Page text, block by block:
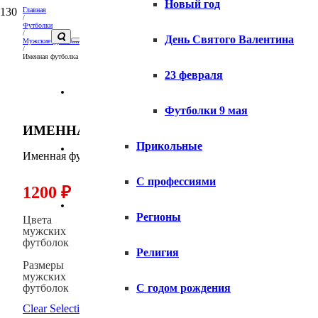
Новый год
День Святого Валентина
23 февраля
Футболки 9 мая
Прикольные
С профессиями
Регионы
Религия
С годом рождения
Главная
/
Футболки
/
Мужские футболки
/
Именная футболка Style insta
ИМЕННАЯ ФУТБОЛКА STYLE INSTA
Именная футболка Style insta выбрать и заказать
1200 ₽
Цвета
мужских
футболок
Размеры
мужских
футболок
Clear Selection